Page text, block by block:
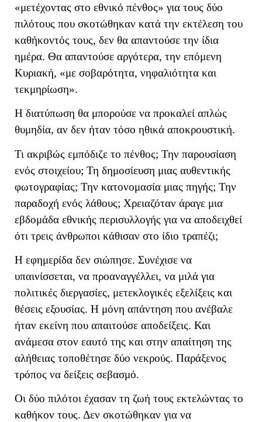
«μετέχοντας στο εθνικό πένθος» για τους δύο
πιλότους που σκοτώθηκαν κατά την εκτέλεση του
καθήκοντός τους, δεν θα απαντούσε την ίδια
ημέρα. Θα απαντούσε αργότερα, την επόμενη
Κυριακή, «με σοβαρότητα, νηφαλιότητα και
τεκμηρίωση».
Η διατύπωση θα μπορούσε να προκαλεί απλώς
θυμηδία, αν δεν ήταν τόσο ηθικά αποκρουστική.
Τι ακριβώς εμπόδιζε το πένθος; Την παρουσίαση
ενός στοιχείου; Τη δημοσίευση μιας αυθεντικής
φωτογραφίας; Την κατονομασία μιας πηγής; Την
παραδοχή ενός λάθους; Χρειαζόταν άραγε μια
εβδομάδα εθνικής περισυλλογής για να αποδειχθεί
ότι τρεις άνθρωποι κάθισαν στο ίδιο τραπέζι;
Η εφημερίδα δεν σιώπησε. Συνέχισε να
υπαινίσσεται, να προαναγγέλλει, να μιλά για
πολιτικές διεργασίες, μετεκλογικές εξελίξεις και
θέσεις εξουσίας. Η μόνη απάντηση που ανέβαλε
ήταν εκείνη που απαιτούσε αποδείξεις. Και
ανάμεσα στον εαυτό της και στην απαίτηση της
αλήθειας τοποθέτησε δύο νεκρούς. Παράξενος
τρόπος να δείξεις σεβασμό.
Οι δύο πιλότοι έχασαν τη ζωή τους εκτελώντας το
καθήκον τους. Δεν σκοτώθηκαν για να